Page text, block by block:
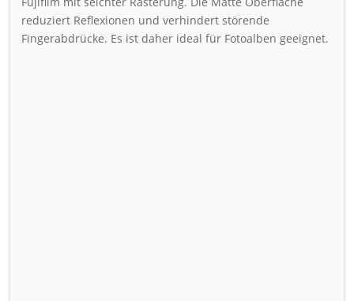
reduziert Reflexionen und verhindert störende
Fingerabdrücke. Es ist daher ideal für Fotoalben geeignet.